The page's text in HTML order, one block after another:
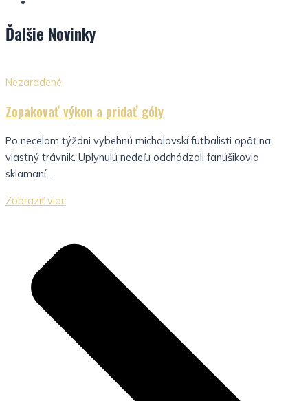
Ďalšie Novinky
Nezaradené
Zopakovať výkon a pridať góly
Po necelom týždni vybehnú michalovskí futbalisti opäť na
vlastný trávnik. Uplynulú nedeľu odchádzali fanúšikovia
sklamaní...
Zobraziť viac